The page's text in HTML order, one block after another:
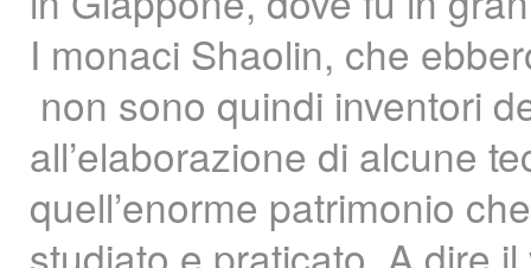
I monaci Shaolin, che
non sono quindi inventori
all’elaborazione di alcune
quell’enorme patrimonio
studiato e praticato. A dire